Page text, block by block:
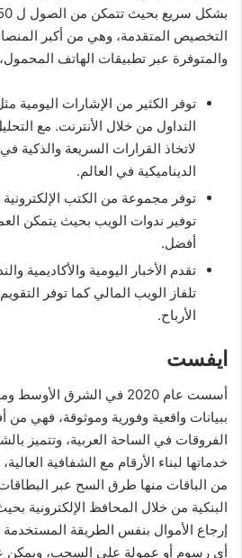
التخصيص المتقدمة، وهي من أكبر
والمتوفرة عبر تطبيقات الهاتف
توفر الكثير من الإشارات اليومية
التداول من خلال الأنترنت. مع
لاتخاذ القرارات السريعة والذكية
الديناميكية في العالم.
توفر مجموعة من الكتب الإلكترونية
توفير ندوات الويب بحيث يتمكن
أفضل.
تقدم الأخبار اليومية والأكاديمية
تلفاز الويب المالي كما توفر
الأرباح.
ايفست
أسست عام 2020 في الشرق
ببيانات واقعية وفورية وموثوقة، فهي
الفروقات في الساحة العربية، وتتميز
خدماتها لبناء الأرقام مع الشفافية
من الباقات منها طرق السح عبر البطاقات
البنكية من خلال المحافظ الإلكترونية
إرجاع الأموال بنفس الطريقة المستخدمة
أي رسوم أو عمولة على السحب، ويمكن